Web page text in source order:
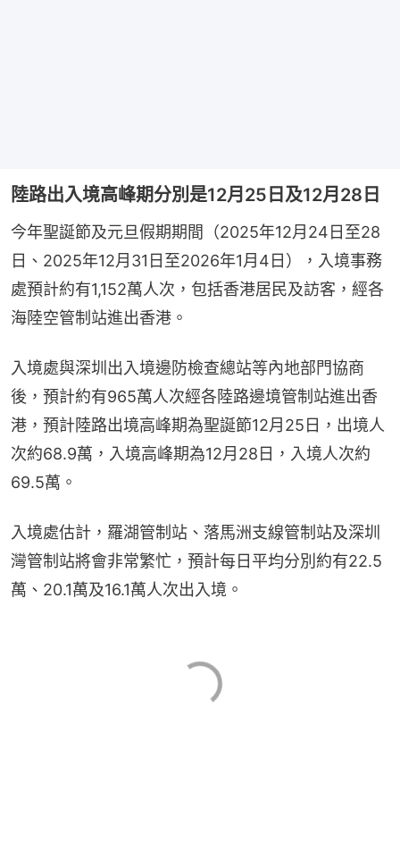
陸路出入境高峰期分別是12月25日及12月28日
今年聖誕節及元旦假期期間（2025年12月24日至28
日、2025年12月31日至2026年1月4日），入境事務
處預計約有1,152萬人次，包括香港居民及訪客，經各
海陸空管制站進出香港。
入境處與深圳出入境邊防檢查總站等內地部門協商
後，預計約有965萬人次經各陸路邊境管制站進出香
港，預計陸路出境高峰期為聖誕節12月25日，出境人
次約68.9萬，入境高峰期為12月28日，入境人次約
69.5萬。
入境處估計，羅湖管制站、落馬洲支線管制站及深圳
灣管制站將會非常繁忙，預計每日平均分別約有22.5
萬、20.1萬及16.1萬人次出入境。